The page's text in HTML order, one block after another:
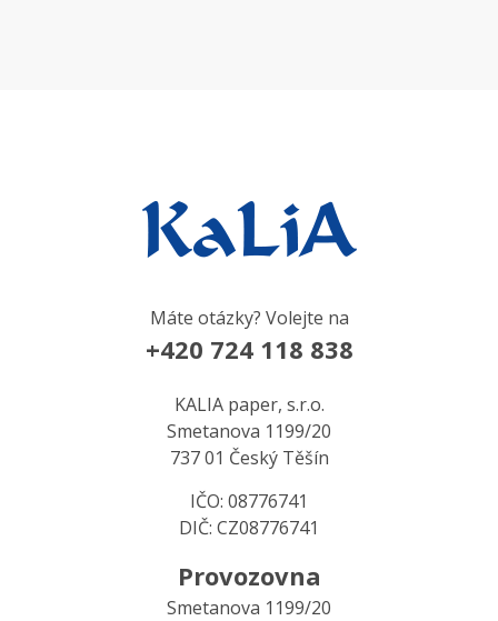
Máte otázky? Volejte na
+420 724 118 838
KALIA paper, s.r.o.
Smetanova 1199/20
737 01 Český Těšín
IČO: 08776741
DIČ: CZ08776741
Provozovna
Smetanova 1199/20